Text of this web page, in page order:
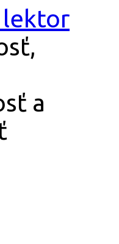
lektor
a